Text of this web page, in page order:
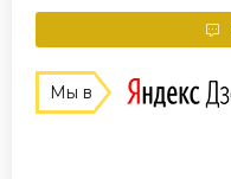
Мы в